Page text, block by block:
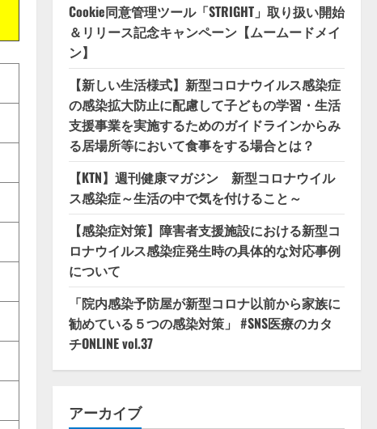
Cookie同意管理ツール「STRIGHT」取り扱い開始
＆リリース記念キャンペーン【ムームードメイ
ン】
【新しい生活様式】新型コロナウイルス感染症
の感染拡大防止に配慮して子どもの学習・生活
支援事業を実施するためのガイドラインからみ
る居場所等において食事をする場合とは？
【KTN】週刊健康マガジン 新型コロナウイル
ス感染症～生活の中で気を付けること～
【感染症対策】障害者支援施設における新型コ
ロナウイルス感染症発生時の具体的な対応事例
について
「院内感染予防屋が新型コロナ以前から家族に
勧めている５つの感染対策」 #SNS医療のカタ
チONLINE vol.37
アーカイブ